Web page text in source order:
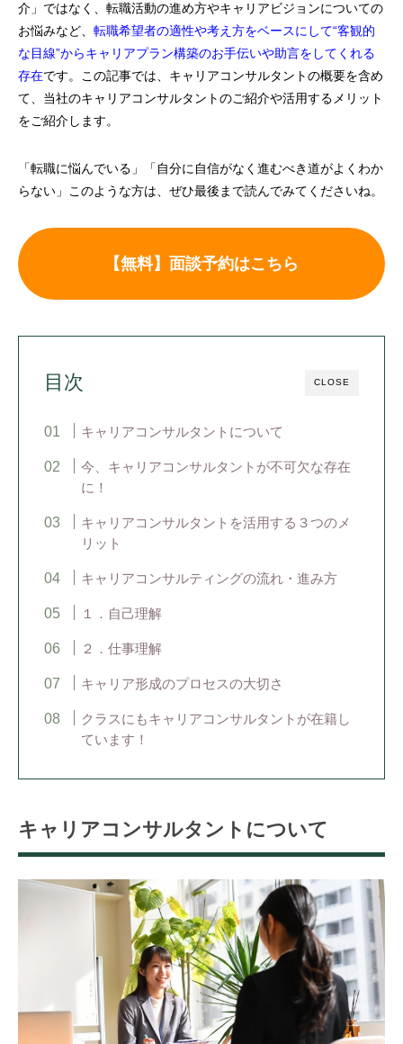
介」ではなく、転職活動の進め方やキャリアビジョンについての
お悩みなど、 転職希望者の適性や考え方をベースにして“客観的
な目線”からキャリアプラン構築のお手伝いや助言をしてくれる
存在です。この記事では、キャリアコンサルタントの概要を含め
て、当社のキャリアコンサルタントのご紹介や活用するメリット
をご紹介します。
「転職に悩んでいる」「自分に自信がなく進むべき道がよくわか
らない」このような方は、ぜひ最後まで読んでみてくださいね。
【無料】面談予約はこちら
CLOSE
目次
キャリアコンサルタントについて
今、キャリアコンサルタントが不可欠な存在
に！
キャリアコンサルタントを活用する３つのメ
リット
キャリアコンサルティングの流れ・進み方
１．自己理解
２．仕事理解
キャリア形成のプロセスの大切さ
クラスにもキャリアコンサルタントが在籍し
ています！
キャリアコンサルタントについて